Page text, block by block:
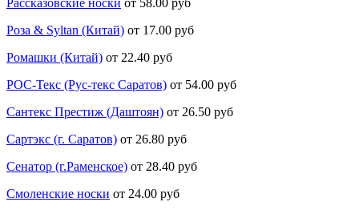
Роза & Syltan (Китай) от 17.00 руб
Ромашки (Китай) от 22.40 руб
РОС-Текс (Рус-текс Саратов) от 54.00 руб
Сантекс Престиж (Даштоян) от 26.50 руб
Сартэкс (г. Саратов) от 26.80 руб
Сенатор (г.Раменское) от 28.40 руб
Смоленские носки от 24.00 руб